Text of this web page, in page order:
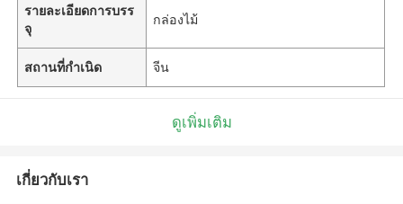
รายละเอียดการบรร
จุ
กล่องไม้
สถานที่กำเนิด จีน
ดูเพิ่มเติม
เกี่ยวกับเรา